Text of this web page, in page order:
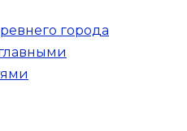
города